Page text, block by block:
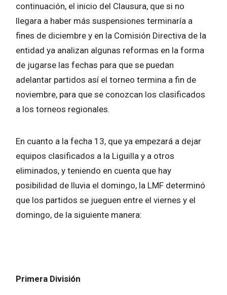
continuación, el inicio del Clausura, que si no
llegara a haber más suspensiones terminaría a
fines de diciembre y en la Comisión Directiva de la
entidad ya analizan algunas reformas en la forma
de jugarse las fechas para que se puedan
adelantar partidos así el torneo termina a fin de
noviembre, para que se conozcan los clasificados
a los torneos regionales.
En cuanto a la fecha 13, que ya empezará a dejar
equipos clasificados a la Liguilla y a otros
eliminados, y teniendo en cuenta que hay
posibilidad de lluvia el domingo, la LMF determinó
que los partidos se jueguen entre el viernes y el
domingo, de la siguiente manera:
Primera División